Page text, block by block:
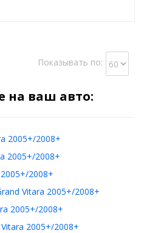
Показывать по:
на ваш авто:
2005+/2008+
2005+/2008+
2008+
Vitara 2005+/2008+
2005+/2008+
2005+/2008+